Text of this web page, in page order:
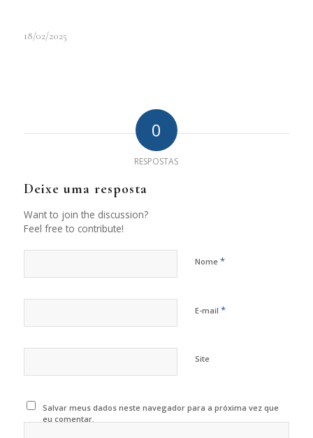
18/02/2025
0
RESPOSTAS
Deixe uma resposta
Want to join the discussion?
Feel free to contribute!
Nome *
E-mail *
Site
Salvar meus dados neste navegador para a próxima vez que
eu comentar.